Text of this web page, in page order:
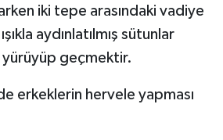
iki tepe arasındaki vadiye
aydınlatılmış sütunlar
yürüyüp geçmektir.
erkeklerin hervele yapması